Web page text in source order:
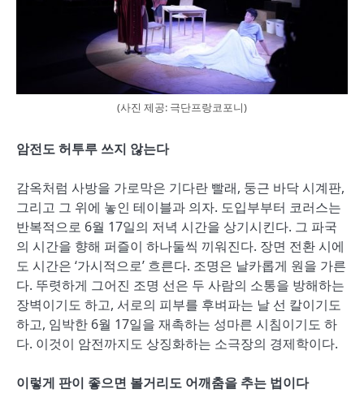
(사진 제공: 극단프랑코포니)
암전도 허투루 쓰지 않는다
감옥처럼 사방을 가로막은 기다란 빨래, 둥근 바닥 시계판,
그리고 그 위에 놓인 테이블과 의자. 도입부부터 코러스는
반복적으로 6월 17일의 저녁 시간을 상기시킨다. 그 파국
의 시간을 향해 퍼즐이 하나둘씩 끼워진다. 장면 전환 시에
도 시간은 ‘가시적으로’ 흐른다. 조명은 날카롭게 원을 가른
다. 뚜렷하게 그어진 조명 선은 두 사람의 소통을 방해하는
장벽이기도 하고, 서로의 피부를 후벼파는 날 선 칼이기도
하고, 임박한 6월 17일을 재촉하는 성마른 시침이기도 하
다. 이것이 암전까지도 상징화하는 소극장의 경제학이다.
이렇게 판이 좋으면 볼거리도 어깨춤을 추는 법이다